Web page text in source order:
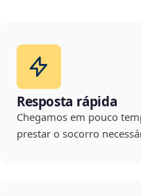
Resposta rápida
Chegamos em pouco
prestar o socorro